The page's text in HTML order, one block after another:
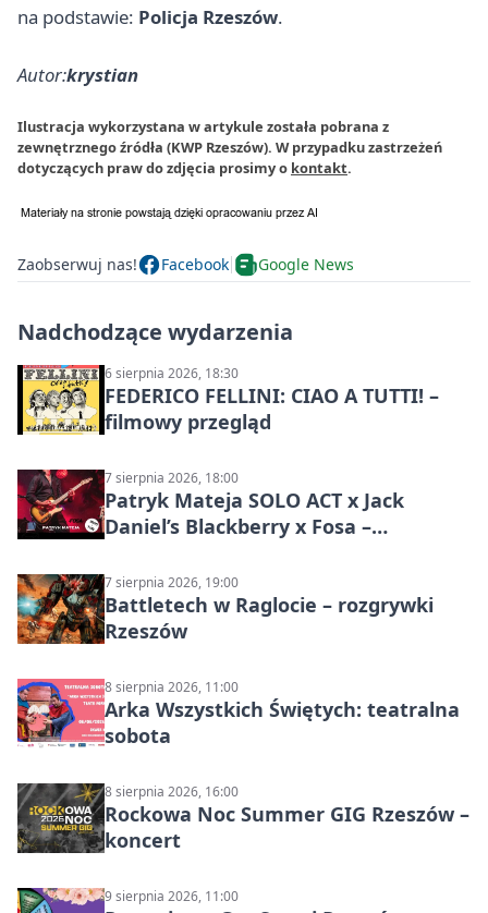
na podstawie: Policja Rzeszów.
Autor:krystian
Ilustracja wykorzystana w artykule została pobrana z
zewnętrznego źródła (KWP Rzeszów). W przypadku zastrzeżeń
dotyczących praw do zdjęcia prosimy o kontakt.
Zaobserwuj nas! Facebook Google News
Nadchodzące wydarzenia
6 sierpnia 2026, 18:30
FEDERICO FELLINI: CIAO A TUTTI! –
filmowy przegląd
7 sierpnia 2026, 18:00
Patryk Mateja SOLO ACT x Jack
Daniel’s Blackberry x Fosa –
7 sierpnia 2026, 19:00
Battletech w Raglocie – rozgrywki
Rzeszów
8 sierpnia 2026, 11:00
Arka Wszystkich Świętych: teatralna
sobota
8 sierpnia 2026, 16:00
Rockowa Noc Summer GIG Rzeszów –
koncert
9 sierpnia 2026, 11:00